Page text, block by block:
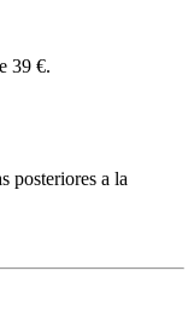
39 €.
posteriores a la